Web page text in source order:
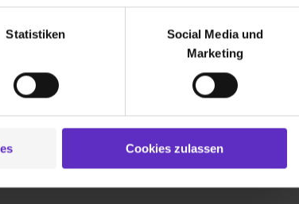
um von dir bei Benutzung der
auf unsere Webseite zu analysieren
an unsere Partner für soziale Medien, Werbung
die du ihnen bereitgestellt hast oder die
und Marketing“ bist du auch damit
Statistiken
Social Media und
Marketing
Cookies zulassen
Unterstützen Sie Ihre Azubis mit irgendwelchen